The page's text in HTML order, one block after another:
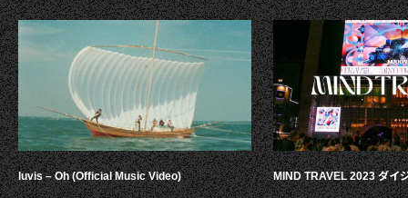
luvis – Oh (Official Music Video) MIND TRAVEL 2023 ダイ